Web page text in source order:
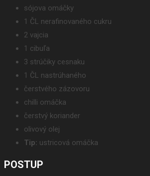
sójova omáčky
1 ČL nerafinovaného cukru
2 vajcia
1 cibuľa
3 strúčiky cesnaku
1 ČL nastrúhaného
čerstvého zázovoru
chilli omáčka
čerstvý koriander
olivový olej
Tip: ustricová omáčka
POSTUP